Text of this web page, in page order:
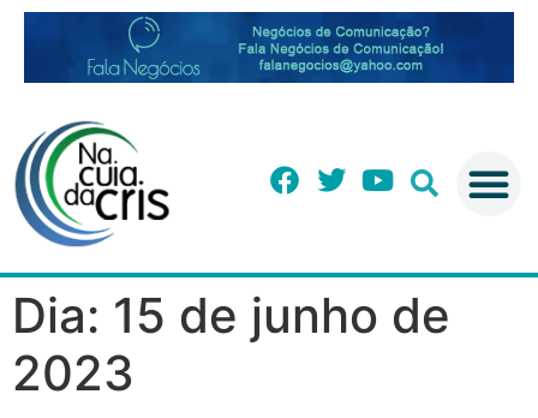
Dia: 15 de junho de
2023